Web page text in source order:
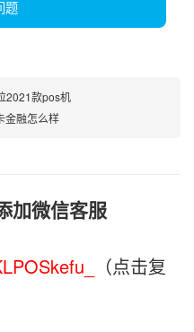
题
2021款pos机
金融怎么样
加微信客服
（点击复